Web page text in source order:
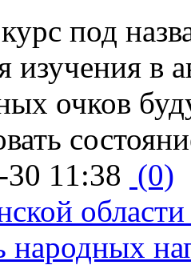
под
изучения
очков
11:38 (0)
народных